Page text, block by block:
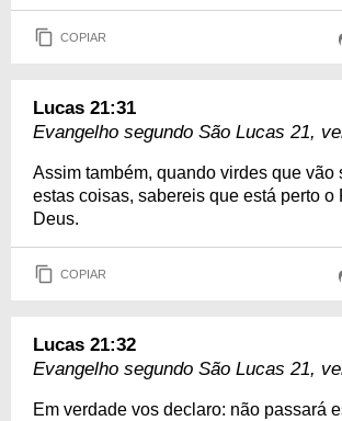
COPIAR
Lucas 21:31
Evangelho segundo São Lucas 21,
Assim também, quando virdes que vão
estas coisas, sabereis que está perto o
Deus.
COPIAR
Lucas 21:32
Evangelho segundo São Lucas 21,
Em verdade vos declaro: não passará